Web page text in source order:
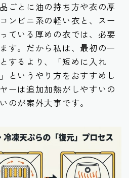
ごとに油の持ち方や衣の厚
ンビニ系の軽い衣と、スー
ている厚めの衣では、必要
す。だから私は、最初の一
するより、「短めに入れ
というやり方をおすすめし
ーは追加加熱がしやすいの
のが案外大事です。